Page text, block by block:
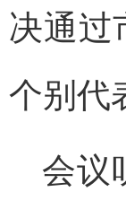
决通过
个别代
会议